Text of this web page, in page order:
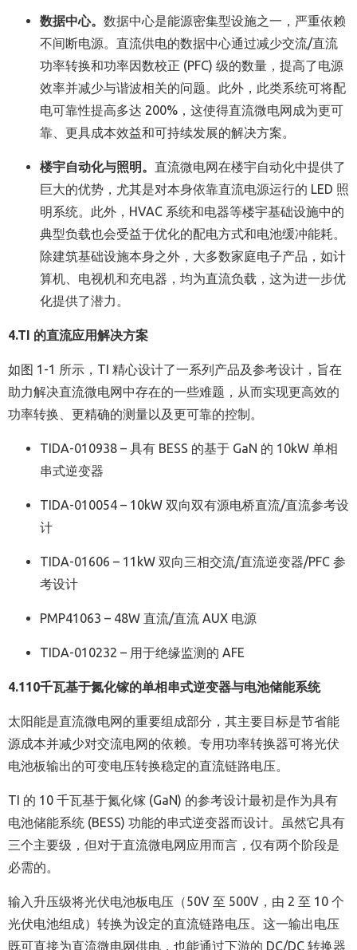
数据中心。 数据中心是能源密集型设施之一，严重依赖
不间断电源。直流供电的数据中心通过减少交流/直流
功率转换和功率因数校正 (PFC) 级的数量，提高了电源
效率并减少与谐波相关的问题。此外，此类系统可将配
电可靠性提高多达 200%，这使得直流微电网成为更可
靠、更具成本效益和可持续发展的解决方案。
楼宇自动化与照明 。 直流微电网在楼宇自动化中提供了
巨大的优势，尤其是对本身依靠直流电源运行的 LED 照
明系统。此外，HVAC 系统和电器等楼宇基础设施中的
典型负载也会受益于优化的配电方式和电池缓冲能耗。
除建筑基础设施本身之外，大多数家庭电子产品，如计
算机、电视机和充电器，均为直流负载，这为进一步优
化提供了潜力。
4.TI 的直流应用解决方案
如图 1-1 所示，TI 精心设计了一系列产品及参考设计，旨在
助力解决直流微电网中存在的一些难题，从而实现更高效的
功率转换、更精确的测量以及更可靠的控制。
TIDA-010938 – 具有 BESS 的基于 GaN 的 10kW 单相
串式逆变器
TIDA-010054 – 10kW 双向双有源电桥直流/直流参考设
计
TIDA-01606 – 11kW 双向三相交流/直流逆变器/PFC 参
考设计
PMP41063 – 48W 直流/直流 AUX 电源
TIDA-010232 – 用于绝缘监测的 AFE
4.110千瓦基于氮化镓的单相串式逆变器与电池储能系统
太阳能是直流微电网的重要组成部分，其主要目标是节省能
源成本并减少对交流电网的依赖。专用功率转换器可将光伏
电池板输出的可变电压转换稳定的直流链路电压。
TI 的 10 千瓦基于氮化镓 (GaN) 的参考设计最初是作为具有
电池储能系统 (BESS) 功能的串式逆变器而设计。虽然它具有
三个主要级，但对于直流微电网应用而言，仅有两个阶段是
必需的。
输入升压级将光伏电池板电压（50V 至 500V，由 2 至 10 个
光伏电池组成）转换为设定的直流链路电压。这一输出电压
既可直接为直流微电网供电，也能通过下游的 DC/DC 转换器